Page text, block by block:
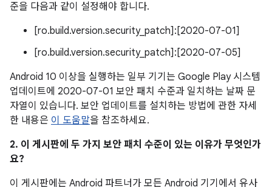
준을 다음과 같이 설정해야 합니다.
[ro.build.version.security_patch]:[2020-07-01]
[ro.build.version.security_patch]:[2020-07-05]
Android 10 이상을 실행하는 일부 기기는 Google Play 시스템
업데이트에 2020-07-01 보안 패치 수준과 일치하는 날짜 문
자열이 있습니다. 보안 업데이트를 설치하는 방법에 관한 자세
한 내용은 이 도움말을 참조하세요.
2. 이 게시판에 두 가지 보안 패치 수준이 있는 이유가 무엇인가
요?
이 게시판에는 Android 파트너가 모든 Android 기기에서 유사